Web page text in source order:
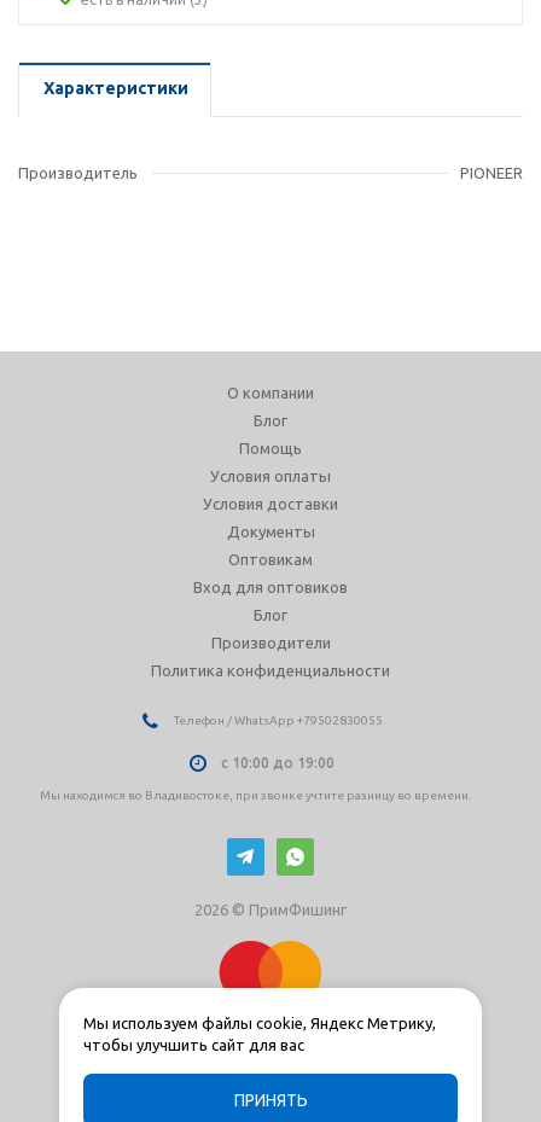
Характеристики
Производитель PIONEER
О компании
Блог
Помощь
Условия оплаты
Условия доставки
Документы
Оптовикам
Вход для оптовиков
Блог
Производители
Политика конфиденциальности
Телефон / WhatsApp +79502830055
с 10:00 до 19:00
Мы находимся во Владивостоке, при звонке учтите разницу во времени.
2026 © ПримФишинг
Мы используем файлы cookie, Яндекс Метрику,
чтобы улучшить сайт для вас
ПРИНЯТЬ